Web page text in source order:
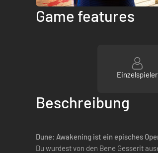
Game features
Einzelspieler
Beschreibung
Dune: Awakening ist ein episches
Du wurdest von den Bene Gesserit